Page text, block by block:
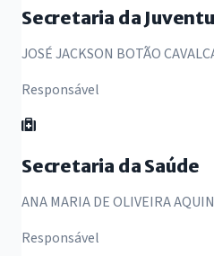
Secretaria da
JOSÉ JACKSON BOTÃO
Responsável
Secretaria da Saúde
ANA MARIA DE OLIVEIRA
Responsável